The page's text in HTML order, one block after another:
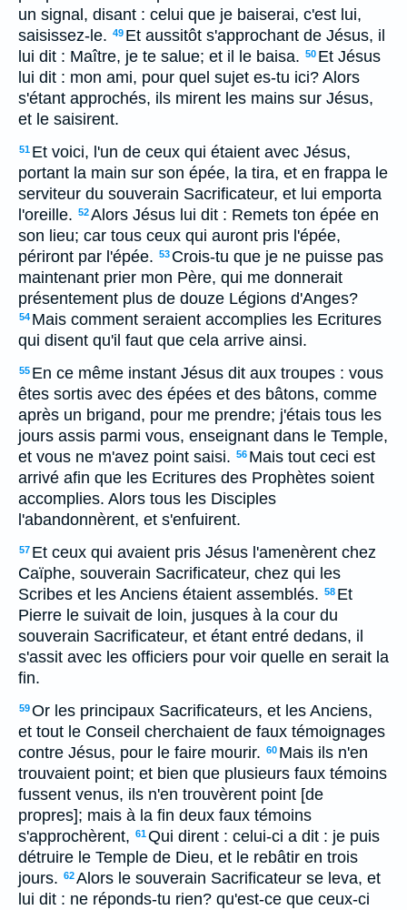
un signal, disant : celui que je baiserai, c'est lui,
saisissez-le. 49 Et aussitôt s'approchant de Jésus, il
lui dit : Maître, je te salue; et il le baisa. 50 Et Jésus
lui dit : mon ami, pour quel sujet es-tu ici? Alors
s'étant approchés, ils mirent les mains sur Jésus,
et le saisirent.
51 Et voici, l'un de ceux qui étaient avec Jésus,
portant la main sur son épée, la tira, et en frappa le
serviteur du souverain Sacrificateur, et lui emporta
l'oreille. 52Alors Jésus lui dit : Remets ton épée en
son lieu; car tous ceux qui auront pris l'épée,
périront par l'épée. 53 Crois-tu que je ne puisse pas
maintenant prier mon Père, qui me donnerait
présentement plus de douze Légions d'Anges?
54 Mais comment seraient accomplies les Ecritures
qui disent qu'il faut que cela arrive ainsi.
55 En ce même instant Jésus dit aux troupes : vous
êtes sortis avec des épées et des bâtons, comme
après un brigand, pour me prendre; j'étais tous les
jours assis parmi vous, enseignant dans le Temple,
et vous ne m'avez point saisi. 56 Mais tout ceci est
arrivé afin que les Ecritures des Prophètes soient
accomplies. Alors tous les Disciples
l'abandonnèrent, et s'enfuirent.
57 Et ceux qui avaient pris Jésus l'amenèrent chez
Caïphe, souverain Sacrificateur, chez qui les
Scribes et les Anciens étaient assemblés. 58 Et
Pierre le suivait de loin, jusques à la cour du
souverain Sacrificateur, et étant entré dedans, il
s'assit avec les officiers pour voir quelle en serait la
fin.
59Or les principaux Sacrificateurs, et les Anciens,
et tout le Conseil cherchaient de faux témoignages
contre Jésus, pour le faire mourir. 60 Mais ils n'en
trouvaient point; et bien que plusieurs faux témoins
fussent venus, ils n'en trouvèrent point [de
propres]; mais à la fin deux faux témoins
s'approchèrent, 61Qui dirent : celui-ci a dit : je puis
détruire le Temple de Dieu, et le rebâtir en trois
jours. 62Alors le souverain Sacrificateur se leva, et
lui dit : ne réponds-tu rien? qu'est-ce que ceux-ci